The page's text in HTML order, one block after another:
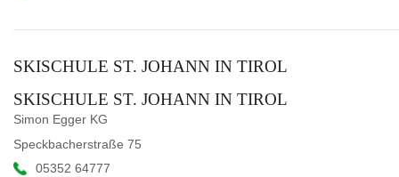
SKISCHULE ST. JOHANN IN TIROL
SKISCHULE ST. JOHANN IN TIROL
Simon Egger KG
Speckbacherstraße 75
05352 64777